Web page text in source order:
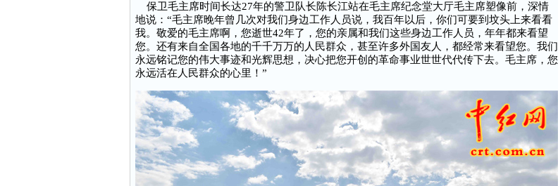
保卫毛主席时间长达27年的警卫队长陈长江站在毛主席纪念堂大厅毛主席塑像前，深情
地说：“毛主席晚年曾几次对我们身边工作人员说，我百年以后，你们可要到坟头上来看看
我。敬爱的毛主席啊，您逝世42年了，您的亲属和我们这些身边工作人员，年年都来看望
您。还有来自全国各地的千千万万的人民群众，甚至许多外国友人，都经常来看望您。我们
永远铭记您的伟大事迹和光辉思想，决心把您开创的革命事业世世代代传下去。毛主席，您
永远活在人民群众的心里！”